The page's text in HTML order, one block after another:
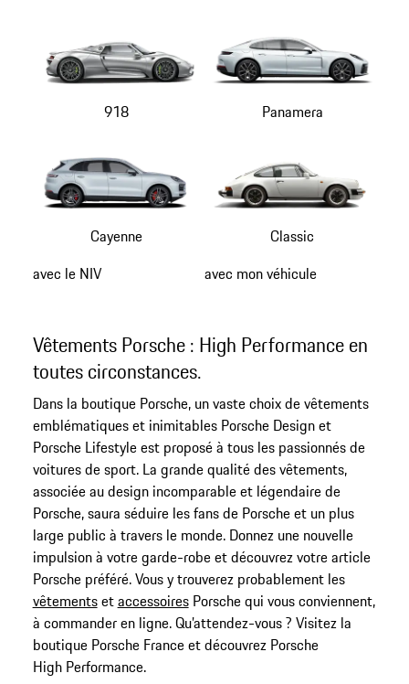
avec le NIV avec mon véhicule
918 Panamera
Cayenne Classic
Vêtements Porsche : High Performance en
toutes circonstances.
Dans la boutique Porsche, un vaste choix de vêtements
emblématiques et inimitables Porsche Design et
Porsche Lifestyle est proposé à tous les passionnés de
voitures de sport. La grande qualité des vêtements,
associée au design incomparable et légendaire de
Porsche, saura séduire les fans de Porsche et un plus
large public à travers le monde. Donnez une nouvelle
impulsion à votre garde-robe et découvrez votre article
Porsche préféré. Vous y trouverez probablement les
vêtementsetaccessoiresPorsche qui vous conviennent,
à commander en ligne. Qu’attendez-vous ? Visitez la
boutique Porsche France et découvrez Porsche
High Performance.